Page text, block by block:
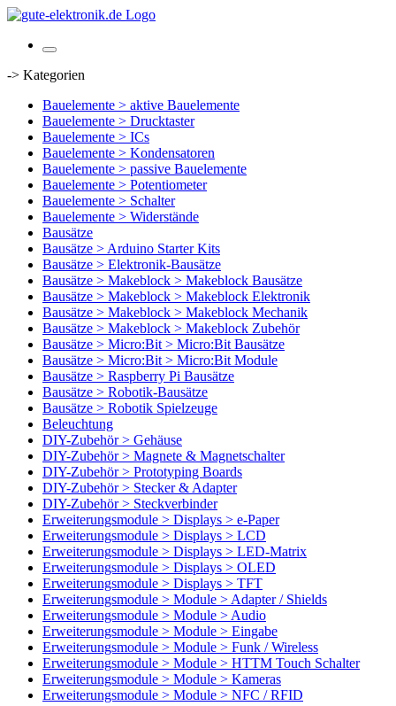
-> Kategorien
Bauelemente > aktive Bauelemente
Bauelemente > Drucktaster
Bauelemente > ICs
Bauelemente > Kondensatoren
Bauelemente > passive Bauelemente
Bauelemente > Potentiometer
Bauelemente > Schalter
Bauelemente > Widerstände
Bausätze
Bausätze > Arduino Starter Kits
Bausätze > Elektronik-Bausätze
Bausätze > Makeblock > Makeblock Bausätze
Bausätze > Makeblock > Makeblock Elektronik
Bausätze > Makeblock > Makeblock Mechanik
Bausätze > Makeblock > Makeblock Zubehör
Bausätze > Micro:Bit > Micro:Bit Bausätze
Bausätze > Micro:Bit > Micro:Bit Module
Bausätze > Raspberry Pi Bausätze
Bausätze > Robotik-Bausätze
Bausätze > Robotik Spielzeuge
Beleuchtung
DIY-Zubehör > Gehäuse
DIY-Zubehör > Magnete & Magnetschalter
DIY-Zubehör > Prototyping Boards
DIY-Zubehör > Stecker & Adapter
DIY-Zubehör > Steckverbinder
Erweiterungsmodule > Displays > e-Paper
Erweiterungsmodule > Displays > LCD
Erweiterungsmodule > Displays > LED-Matrix
Erweiterungsmodule > Displays > OLED
Erweiterungsmodule > Displays > TFT
Erweiterungsmodule > Module > Adapter / Shields
Erweiterungsmodule > Module > Audio
Erweiterungsmodule > Module > Eingabe
Erweiterungsmodule > Module > Funk / Wireless
Erweiterungsmodule > Module > HTTM Touch Schalter
Erweiterungsmodule > Module > Kameras
Erweiterungsmodule > Module > NFC / RFID